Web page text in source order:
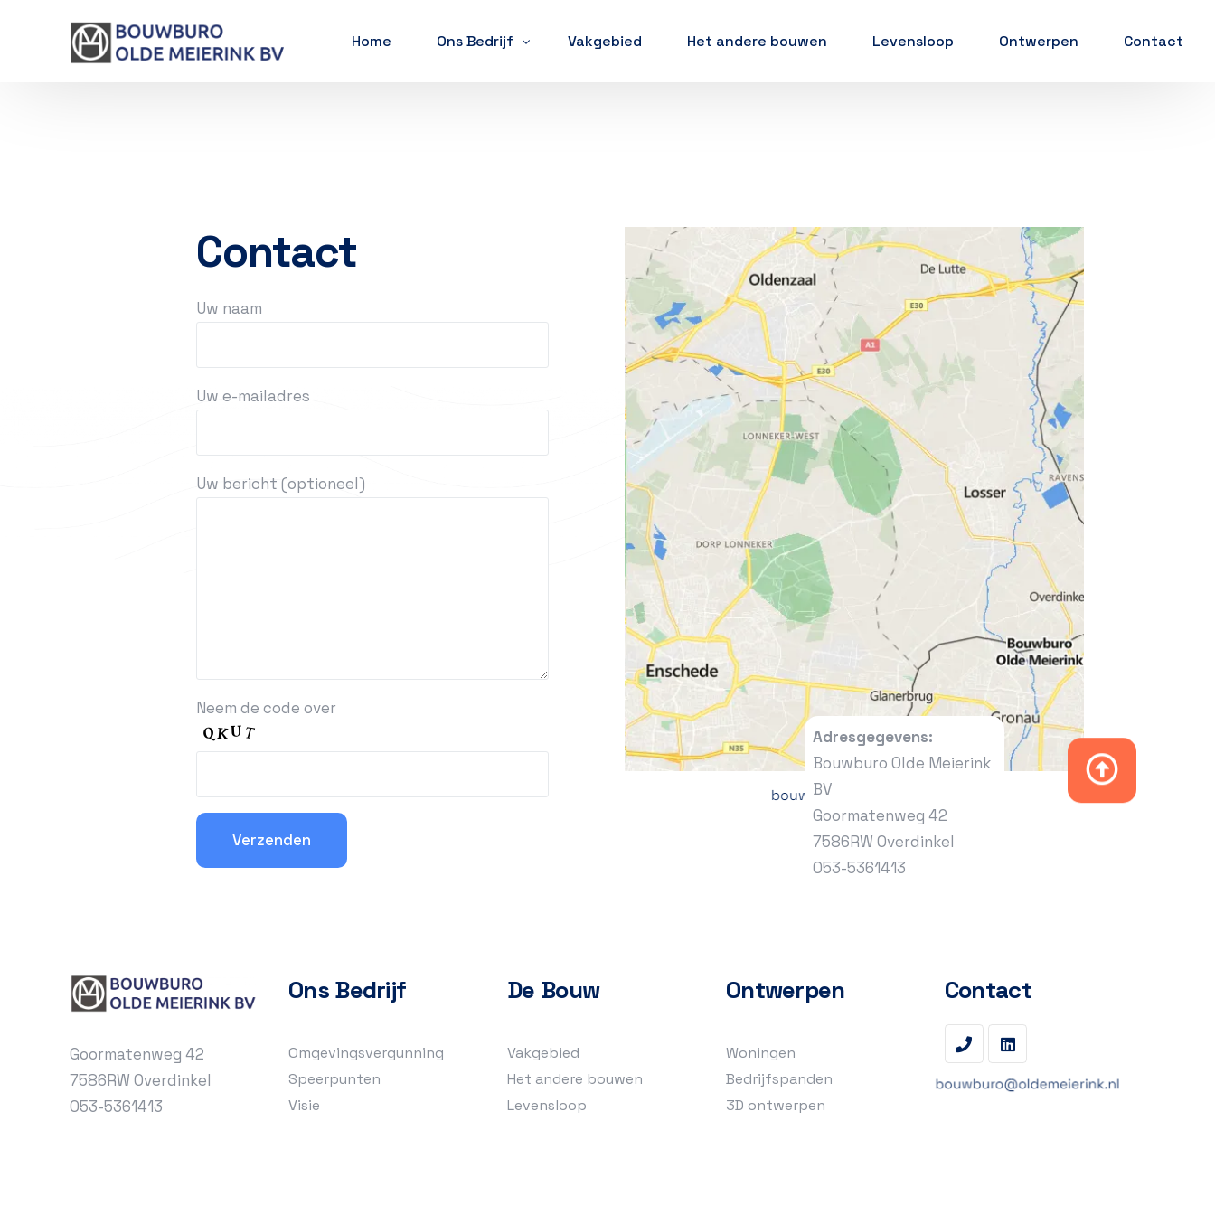
Home Ons Bedrijf Vakgebied Het andere bouwen Levensloop Ontwerpen Contact
Contact
Uw naam
Uw e-mailadres
Uw bericht (optioneel)
Neem de code over
Adresgegevens:
Bouwburo Olde Meierink
BV
Goormatenweg 42
7586RW Overdinkel
053-5361413
Goormatenweg 42
7586RW Overdinkel
053-5361413
Ons Bedrijf
Omgevingsvergunning
Speerpunten
Visie
De Bouw
Vakgebied
Het andere bouwen
Levensloop
Ontwerpen
Woningen
Bedrijfspanden
3D ontwerpen
Contact